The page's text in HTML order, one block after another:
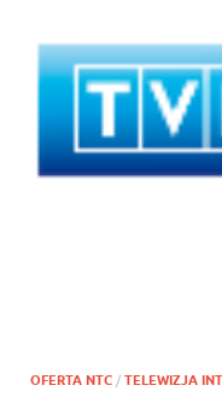
OFERTA NTC / TELEWIZJA